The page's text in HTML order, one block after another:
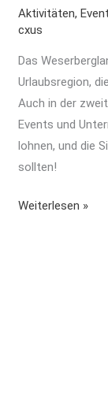
Aktivitäten,
cxus
Das
Urlaubsregion,
Auch in der
Events und
lohnen, und die
sollten!
die
Sie
nicht
verpassen
sollten
Weiterlesen »